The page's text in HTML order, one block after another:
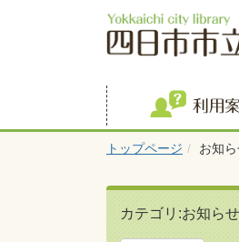
トップページ お知
カテゴリ:お知らせ